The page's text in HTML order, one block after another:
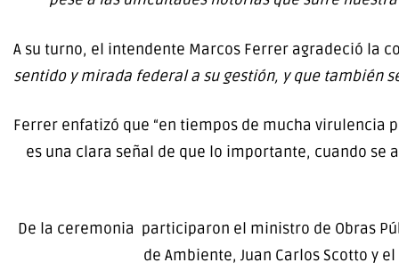
A su turno, el intendente Marcos Ferrer agradeció la
sentido y mirada federal a su gestión, y que también
Ferrer enfatizó que “en tiempos de mucha
es una clara señal de que lo importante, cuando se
De la ceremonia participaron el ministro de Obras
de Ambiente, Juan Carlos Scotto y